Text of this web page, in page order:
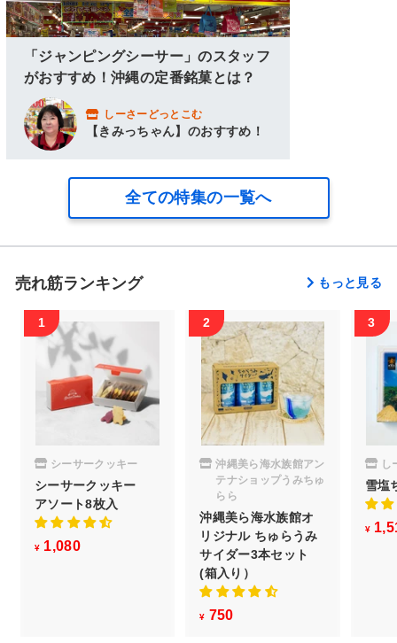
「ジャンピングシーサー」のスタッフ
がおすすめ！沖縄の定番銘菓とは？
しーさーどっとこむ
【きみっちゃん】のおすすめ！
全ての特集の一覧へ
売れ筋ランキング もっと見る
シーサークッキー
シーサークッキー
アソート8枚入
¥ 1,080
沖縄美ら海水族館アン
テナショップうみちゅ
らら
沖縄美ら海水族館オ
リジナル ちゅらうみ
サイダー3本セット
(箱入り）
¥ 750
し
雪塩
¥